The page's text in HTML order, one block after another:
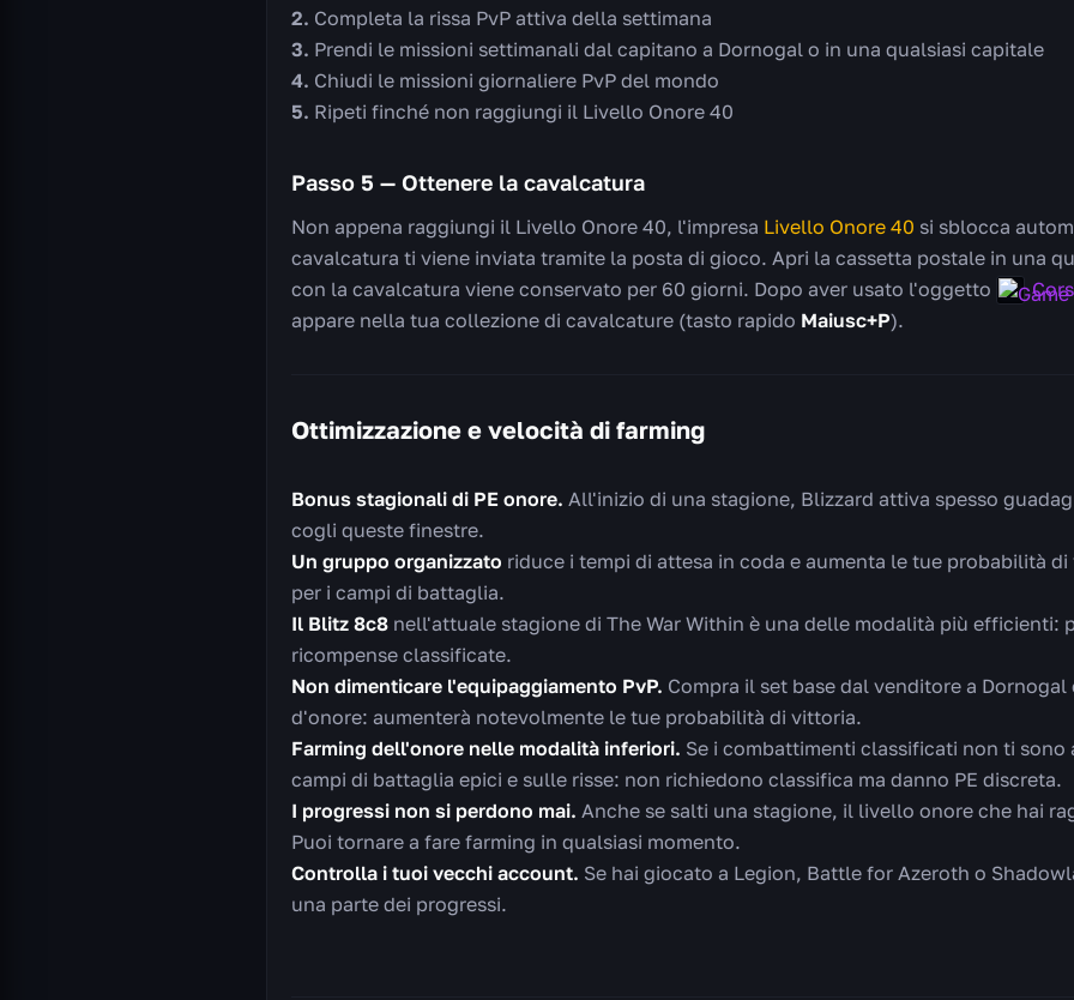
Completa la rissa PvP attiva della settimana
Prendi le missioni settimanali dal capitano a Dornogal o in una qualsiasi capitale
Chiudi le missioni giornaliere PvP del mondo
Ripeti finché non raggiungi il Livello Onore 40
Passo 5 — Ottenere la cavalcatura
Non appena raggiungi il Livello Onore 40, l'impresa Livello Onore 40 si sblocca
cavalcatura ti viene inviata tramite la posta di gioco. Apri la cassetta postale in una
con la cavalcatura viene conservato per 60 giorni. Dopo aver usato l'oggetto
appare nella tua collezione di cavalcature (tasto rapido Maiusc+P).
Ottimizzazione e velocità di farming
Bonus stagionali di PE onore. All'inizio di una stagione, Blizzard attiva spesso
cogli queste finestre.
Un gruppo organizzato riduce i tempi di attesa in coda e aumenta le tue probabilità
per i campi di battaglia.
Il Blitz 8c8 nell'attuale stagione di The War Within è una delle modalità più efficienti:
ricompense classificate.
Non dimenticare l'equipaggiamento PvP. Compra il set base dal venditore a
d'onore: aumenterà notevolmente le tue probabilità di vittoria.
Farming dell'onore nelle modalità inferiori. Se i combattimenti classificati non ti
campi di battaglia epici e sulle risse: non richiedono classifica ma danno PE discreta.
I progressi non si perdono mai. Anche se salti una stagione, il livello onore che hai
Puoi tornare a fare farming in qualsiasi momento.
Controlla i tuoi vecchi account. Se hai giocato a Legion, Battle for Azeroth o
una parte dei progressi.